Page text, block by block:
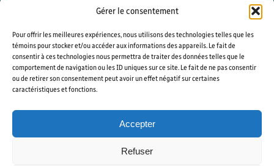
Gérer le consentement
Pour offrir les meilleures expériences, nous utilisons des technologies telles que les
témoins pour stocker et/ou accéder aux informations des appareils. Le fait de
consentir à ces technologies nous permettra de traiter des données telles que le
comportement de navigation ou les ID uniques sur ce site. Le fait de ne pas consentir
ou de retirer son consentement peut avoir un effet négatif sur certaines
caractéristiques et fonctions.
Accepter
Refuser
FacebookLinkedInInstagramYouTube
© 2026 CÉGEP DE SHERBROOKE. TOUS DROITS RÉSERVÉS. AGENCE WEB
PLAN DU SITE GÉRER MES COOKIES